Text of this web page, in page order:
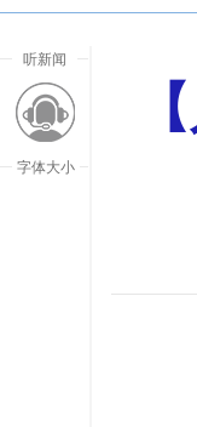
听新闻
字体大小